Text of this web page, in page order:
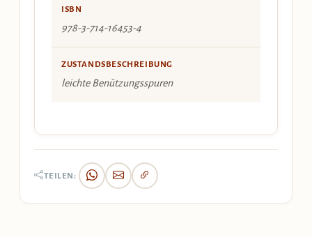
ISBN
978-3-714-16453-4
ZUSTANDSBESCHREIBUNG
leichte Benützungsspuren
TEILEN: